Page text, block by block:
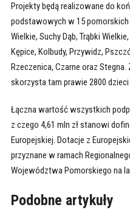
Projekty będą realizowane do
podstawowych w 15 pomorskich
Wielkie, Suchy Dąb, Trąbki Wielkie,
Kępice, Kolbudy, Przywidz,
Rzeczenica, Czarne oraz
skorzysta tam prawie 2800 dzieci
Łączna wartość wszystkich
z czego 4,61 mln zł stanowi
Europejskiej. Dotacje z
przyznane w ramach
Województwa Pomorskiego na
Podobne artykuły